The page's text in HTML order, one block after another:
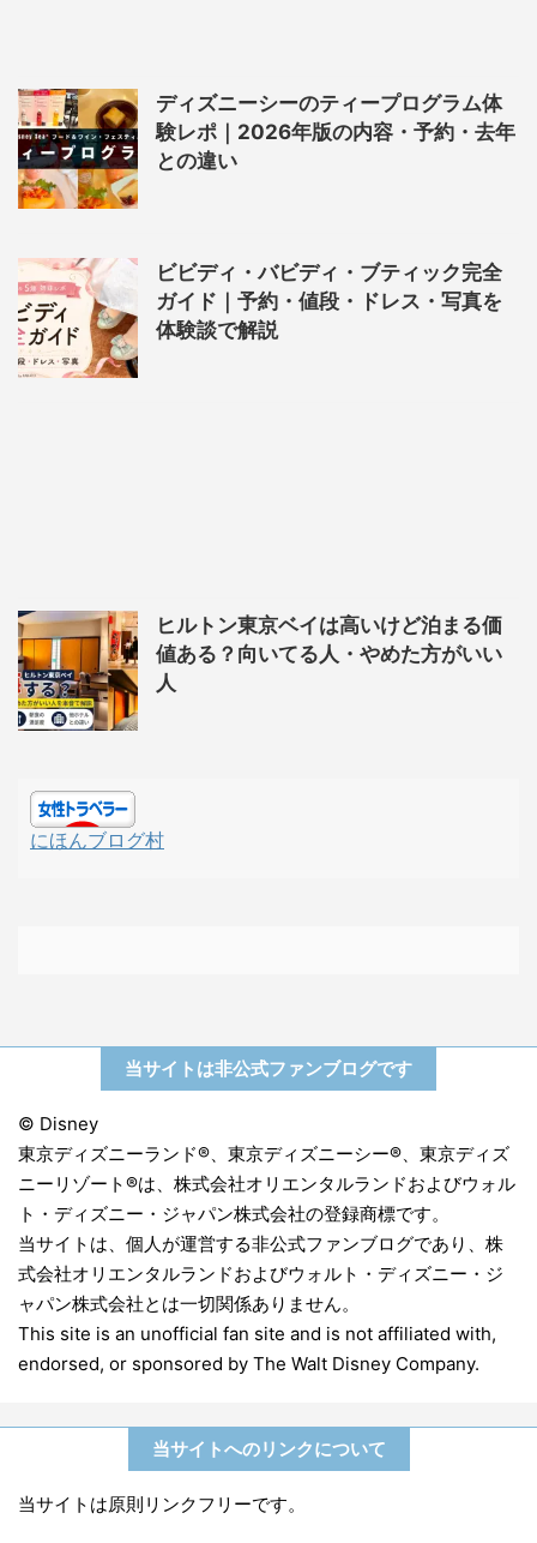
ディズニーシーのティープログラム体
験レポ｜2026年版の内容・予約・去年
との違い
ビビディ・バビディ・ブティック完全
ガイド｜予約・値段・ドレス・写真を
体験談で解説
ヒルトン東京ベイは高いけど泊まる価
値ある？向いてる人・やめた方がいい
人
にほんブログ村
当サイトは非公式ファンブログです
© Disney
東京ディズニーランド®、東京ディズニーシー®、東京ディズ
ニーリゾート®は、株式会社オリエンタルランドおよびウォル
ト・ディズニー・ジャパン株式会社の登録商標です。
当サイトは、個人が運営する非公式ファンブログであり、株
式会社オリエンタルランドおよびウォルト・ディズニー・ジ
ャパン株式会社とは一切関係ありません。
This site is an unofficial fan site and is not affiliated with,
endorsed, or sponsored by The Walt Disney Company.
当サイトへのリンクについて
当サイトは原則リンクフリーです。